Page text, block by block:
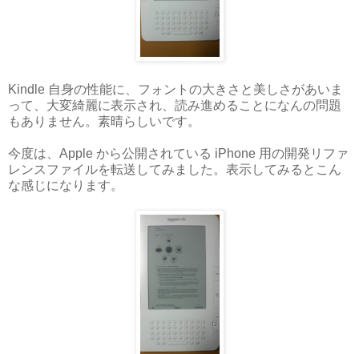
Kindle 自身の性能に、フォントの大きさと美しさがあいま
って、大変綺麗に表示され、読み進めることになんの問題
もありません。素晴らしいです。
今度は、Apple から公開されている iPhone 用の開発リファ
レンスファイルを転送してみました。表示してみるとこん
な感じになります。